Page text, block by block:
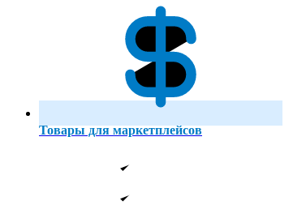
Товары для маркетплейсов